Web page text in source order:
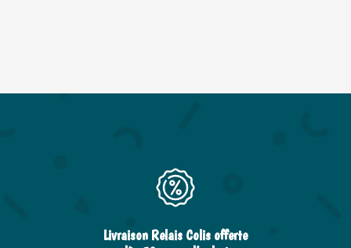
Livraison Relais Colis offerte